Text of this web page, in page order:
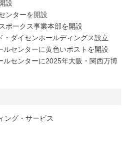
設
ターを開設
ークス事業本部を開設
ダイセンホールディングス設立
センターに黄色いポストを開設
センターに2025年大阪・関西万博
ング・サービス